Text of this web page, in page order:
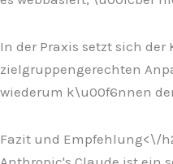
In der Praxis setzt sich
zielgruppengerechten
wiederum k\u00f6nnen
Fazit und Empfehlung<\/